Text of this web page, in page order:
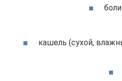
кашель (сухой,